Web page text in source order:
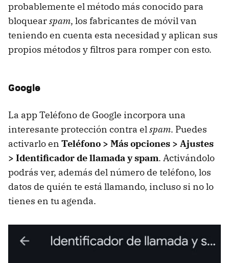
probablemente el método más conocido para
bloquearspam, los fabricantes de móvil van
teniendo en cuenta esta necesidad y aplican sus
propios métodos y filtros para romper con esto.
Google
La app Teléfono de Google incorpora una
interesante protección contra elspam. Puedes
activarlo en Teléfono > Más opciones > Ajustes
> Identificador de llamada y spam. Activándolo
podrás ver, además del número de teléfono, los
datos de quién te está llamando, incluso si no lo
tienes en tu agenda.